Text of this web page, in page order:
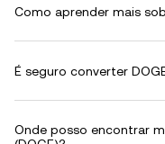
Como aprender mais
É seguro converter
Onde posso encontrar